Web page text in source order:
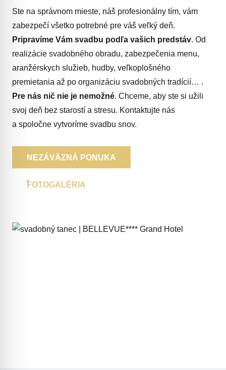
Ste na správnom mieste, náš profesionálny tím, vám
zabezpečí všetko potrebné pre váš veľký deň.
Pripravíme Vám svadbu podľa vašich predstáv. Od
realizácie svadobného obradu, zabezpečenia menu,
aranžérskych služieb, hudby, veľkoplošného
premietania až po organizáciu svadobných tradícií… .
Pre nás nič nie je nemožné. Chceme, aby ste si užili
svoj deň bez starostí a stresu. Kontaktujte nás
a spoločne vytvoríme svadbu snov.
NEZÁVÄZNÁ PONUKA
FOTOGALÉRIA